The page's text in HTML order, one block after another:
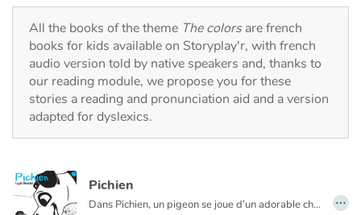
Home
Tales and classics in french
Fable, myth, literature and poetry
Princesses and princes, kings, queens and dragons
Ogres, monsters and witches
Heroines and Heroes
All the books of the theme The colorsare french
books for kids available on Storyplay'r, with french
audio version told by native speakers and, thanks to
our reading module, we propose you for these
stories a reading and pronunciation aid and a version
adapted for dyslexics.
Pichien
Dans Pichien, un pigeon se joue d’un adorable chien. …